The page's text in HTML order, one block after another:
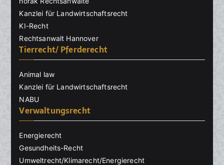
Kanzlei für Landwirtschaftsrecht
KI-Recht
Rechtsanwalt Hannover
Tierrecht/ Pferderecht
Animal law
Kanzlei für Landwirtschaftsrecht
NABU
Verwaltungsrecht
Energierecht
Gesundheits-Recht
Umweltrecht/Klimarecht/Energierecht